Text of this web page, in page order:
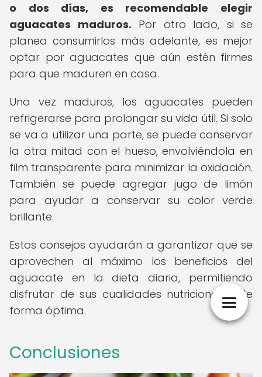
o dos días, es recomendable elegir
aguacates maduros. Por otro lado, si se
planea consumirlos más adelante, es mejor
optar por aguacates que aún estén firmes
para que maduren en casa.
Una vez maduros, los aguacates pueden
refrigerarse para prolongar su vida útil. Si solo
se va a utilizar una parte, se puede conservar
la otra mitad con el hueso, envolviéndola en
film transparente para minimizar la oxidación.
También se puede agregar jugo de limón
para ayudar a conservar su color verde
brillante.
Estos consejos ayudarán a garantizar que se
aprovechen al máximo los beneficios del
aguacate en la dieta diaria, permitiendo
disfrutar de sus cualidades nutricionales de
forma óptima.
Conclusiones